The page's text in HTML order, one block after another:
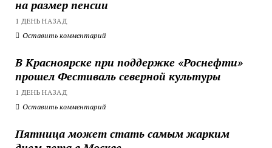
на размер пенсии
1 ДЕНЬ НАЗАД
Оставить комментарий
В Красноярске при поддержке «Роснефти»
прошел Фестиваль северной культуры
1 ДЕНЬ НАЗАД
Оставить комментарий
Пятница может стать самым жарким